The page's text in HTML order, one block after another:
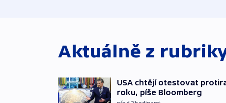
Aktuálně z
USA chtějí otestovat
roku, píše Bloomberg